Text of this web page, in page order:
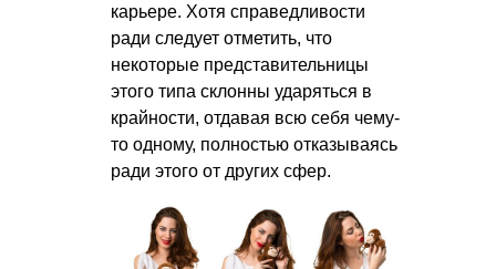
карьере. Хотя справедливости
ради следует отметить, что
некоторые представительницы
этого типа склонны ударяться в
крайности, отдавая всю себя чему-
то одному, полностью отказываясь
ради этого от других сфер.